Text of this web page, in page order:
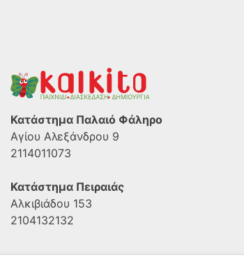
Κατάστημα Παλαιό Φάληρο
Αγίου Αλεξάνδρου 9
2114011073
Κατάστημα Πειραιάς
Αλκιβιάδου 153
2104132132